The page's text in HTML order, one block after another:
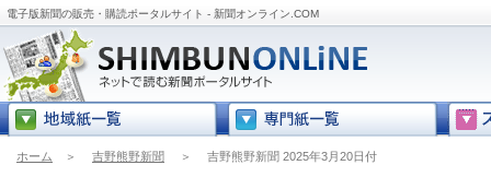
電子版新聞の販売・購読ポータルサイト - 新聞オンライン.COM
ホーム ＞ 吉野熊野新聞 ＞ 吉野熊野新聞 2025年3月20日付